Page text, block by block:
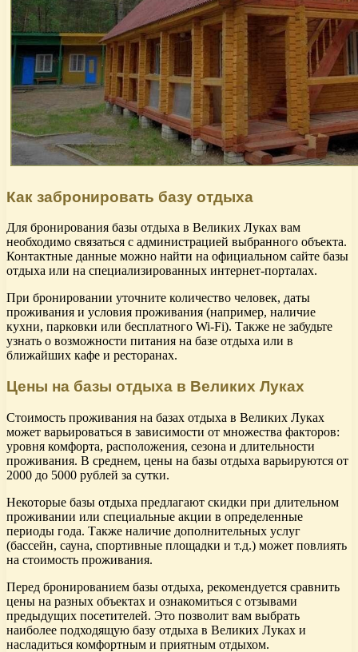
Как забронировать базу отдыха
Для бронирования базы отдыха в Великих Луках вам
необходимо связаться с администрацией выбранного объекта.
Контактные данные можно найти на официальном сайте базы
отдыха или на специализированных интернет-порталах.
При бронировании уточните количество человек, даты
проживания и условия проживания (например, наличие
кухни, парковки или бесплатного Wi-Fi). Также не забудьте
узнать о возможности питания на базе отдыха или в
ближайших кафе и ресторанах.
Цены на базы отдыха в Великих Луках
Стоимость проживания на базах отдыха в Великих Луках
может варьироваться в зависимости от множества факторов:
уровня комфорта, расположения, сезона и длительности
проживания. В среднем, цены на базы отдыха варьируются от
2000 до 5000 рублей за сутки.
Некоторые базы отдыха предлагают скидки при длительном
проживании или специальные акции в определенные
периоды года. Также наличие дополнительных услуг
(бассейн, сауна, спортивные площадки и т.д.) может повлиять
на стоимость проживания.
Перед бронированием базы отдыха, рекомендуется сравнить
цены на разных объектах и ознакомиться с отзывами
предыдущих посетителей. Это позволит вам выбрать
наиболее подходящую базу отдыха в Великих Луках и
насладиться комфортным и приятным отдыхом.